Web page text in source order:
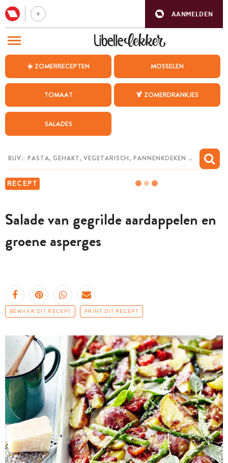
AANMELDEN
☀️ ZOMERRECEPTEN MOSSELEN
TOMAAT 🍹 ZOMERDRANKJES
SALADES
RECEPT
Salade van gegrilde aardappelen en
groene asperges
BEWAAR DIT RECEPT PRINT DIT RECEPT
BEZOEK ONZE ANDERE WEBSITES
WEEKMENU
CHAT MET MAIA
MIJN BEWAARDE RECEPTEN